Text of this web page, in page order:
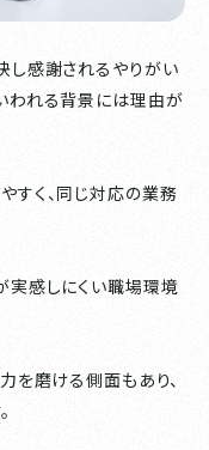
し感謝されるやりがい
われる背景には理由が
すく、同じ対応の業務
実感しにくい職場環境
を磨ける側面もあり、